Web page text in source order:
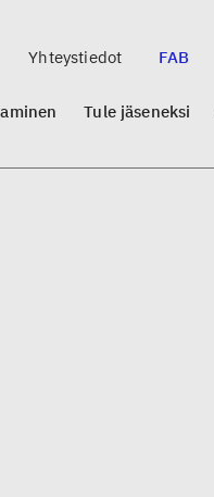
Yhteystiedot FAB
Tule jäseneksi